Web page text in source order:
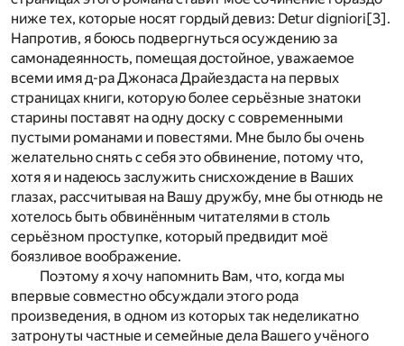
ниже тех, которые носят гордый девиз: Detur digniori [3] .
Напротив, я боюсь подвергнуться осуждению за
самонадеянность, помещая достойное, уважаемое
всеми имя д-ра Джонаса Драйездаста на первых
страницах книги, которую более серьёзные знатоки
старины поставят на одну доску с современными
пустыми романами и повестями. Мне было бы очень
желательно снять с себя это обвинение, потому что,
хотя я и надеюсь заслужить снисхождение в Ваших
глазах, рассчитывая на Вашу дружбу, мне бы отнюдь не
хотелось быть обвинённым читателями в столь
серьёзном проступке, который предвидит моё
боязливое воображение.
Поэтому я хочу напомнить Вам, что, когда мы
впервые совместно обсуждали этого рода
произведения, в одном из которых так неделикатно
затронуты частные и семейные дела Вашего учёного